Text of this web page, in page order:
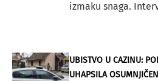
izmaku snaga.
UBISTVO U CAZINU:
UHAPSILA